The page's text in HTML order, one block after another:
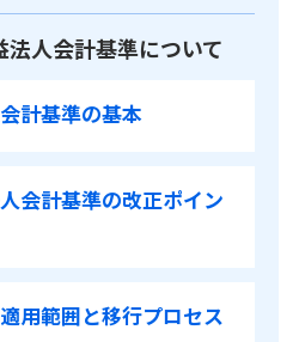
人会計基準について
計基準の基本
会計基準の改正ポイン
用範囲と移行プロセス